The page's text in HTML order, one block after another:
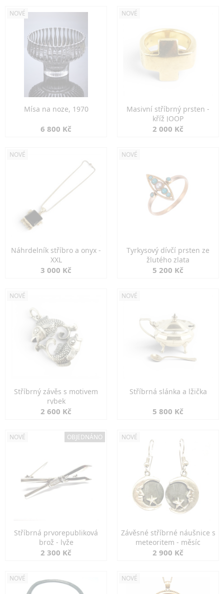
NOVÉ
Mísa na noze, 1970
6 800 Kč
NOVÉ
Masivní stříbrný prsten -
kříž JOOP
2 000 Kč
NOVÉ
Náhrdelník stříbro a onyx -
XXL
3 000 Kč
NOVÉ
Tyrkysový dívčí prsten ze
žlutého zlata
5 200 Kč
NOVÉ
Stříbrný závěs s motivem
rybek
2 600 Kč
NOVÉ
Stříbrná slánka a lžička
5 800 Kč
NOVÉ OBJEDNÁNO
Stříbrná prvorepubliková
brož - lyže
2 300 Kč
NOVÉ
Závěsné stříbrné náušnice s
meteoritem - měsíc
2 900 Kč
NOVÉ NOVÉ